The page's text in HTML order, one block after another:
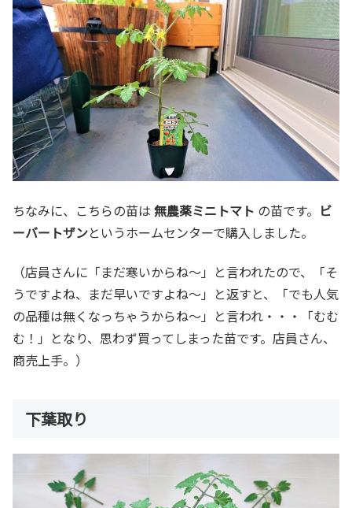
ちなみに、こちらの苗は 無農薬ミニトマト の苗です。 ビ
ーバートザンというホームセンターで購入しました。
（店員さんに「まだ寒いからね～」と言われたので、「そ
うですよね、まだ早いですよね～」と返すと、「でも人気
の品種は無くなっちゃうからね～」と言われ・・・「むむ
む！」となり、思わず買ってしまった苗です。店員さん、
商売上手。）
下葉取り